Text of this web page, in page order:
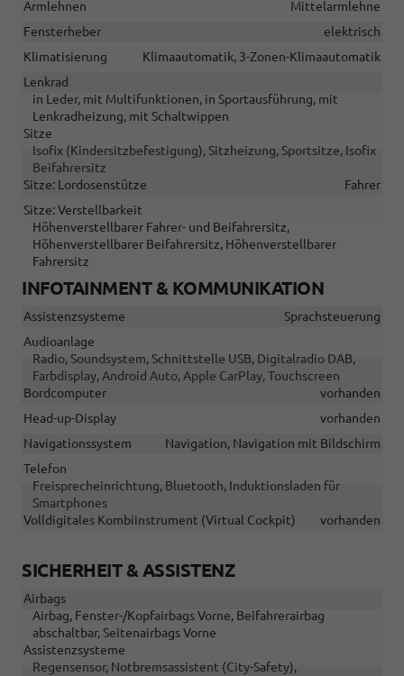
Armlehnen
Mittelarmlehne
Fensterheber
elektrisch
Klimatisierung
Klimaautomatik, 3-Zonen-Klimaautomatik
Lenkrad
in Leder, mit Multifunktionen, in Sportausführung, mit
Lenkradheizung, mit Schaltwippen
Sitze
Isofix (Kindersitzbefestigung), Sitzheizung, Sportsitze, Isofix
Beifahrersitz
Sitze: Lordosenstütze
Fahrer
Sitze: Verstellbarkeit
Höhenverstellbarer Fahrer- und Beifahrersitz,
Höhenverstellbarer Beifahrersitz, Höhenverstellbarer
Fahrersitz
INFOTAINMENT & KOMMUNIKATION
Assistenzsysteme
Sprachsteuerung
Audioanlage
Radio, Soundsystem, Schnittstelle USB, Digitalradio DAB,
Farbdisplay, Android Auto, Apple CarPlay, Touchscreen
Bordcomputer
vorhanden
Head-up-Display
vorhanden
Navigationssystem
Navigation, Navigation mit Bildschirm
Telefon
Freisprecheinrichtung, Bluetooth, Induktionsladen für
Smartphones
Volldigitales Kombiinstrument (Virtual Cockpit)
vorhanden
SICHERHEIT & ASSISTENZ
Airbags
Airbag, Fenster-/Kopfairbags Vorne, Beifahrerairbag
abschaltbar, Seitenairbags Vorne
Assistenzsysteme
Regensensor, Notbremsassistent (City-Safety),